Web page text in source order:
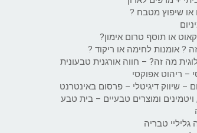
שיפוץ מטבח ?
או תוסף טרום אימון?
? אומנות לחימה או ריקוד ?
מה זה? – חווה אורגנית טבעונית
– ריהוט אפוקסי
– שיווק דיגיטלי – פרסום באינטרנט
ויטמינים ומוצרים טבעיים – בית טבע
גליליי טבריה